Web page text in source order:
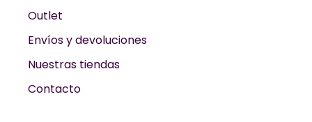
Outlet
Envíos y devoluciones
Nuestras tiendas
Contacto